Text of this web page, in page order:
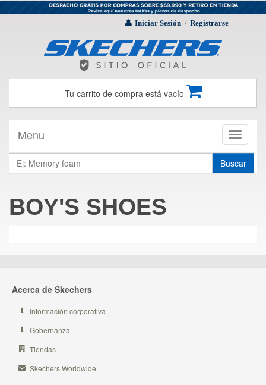
Iniciar Sesión / Registrarse
Tu carrito de compra está vacío
Toggle
Menu
Buscar
BOY'S SHOES
Acerca de Skechers
Información corporativa
Gobernanza
Tiendas
Skechers Worldwide